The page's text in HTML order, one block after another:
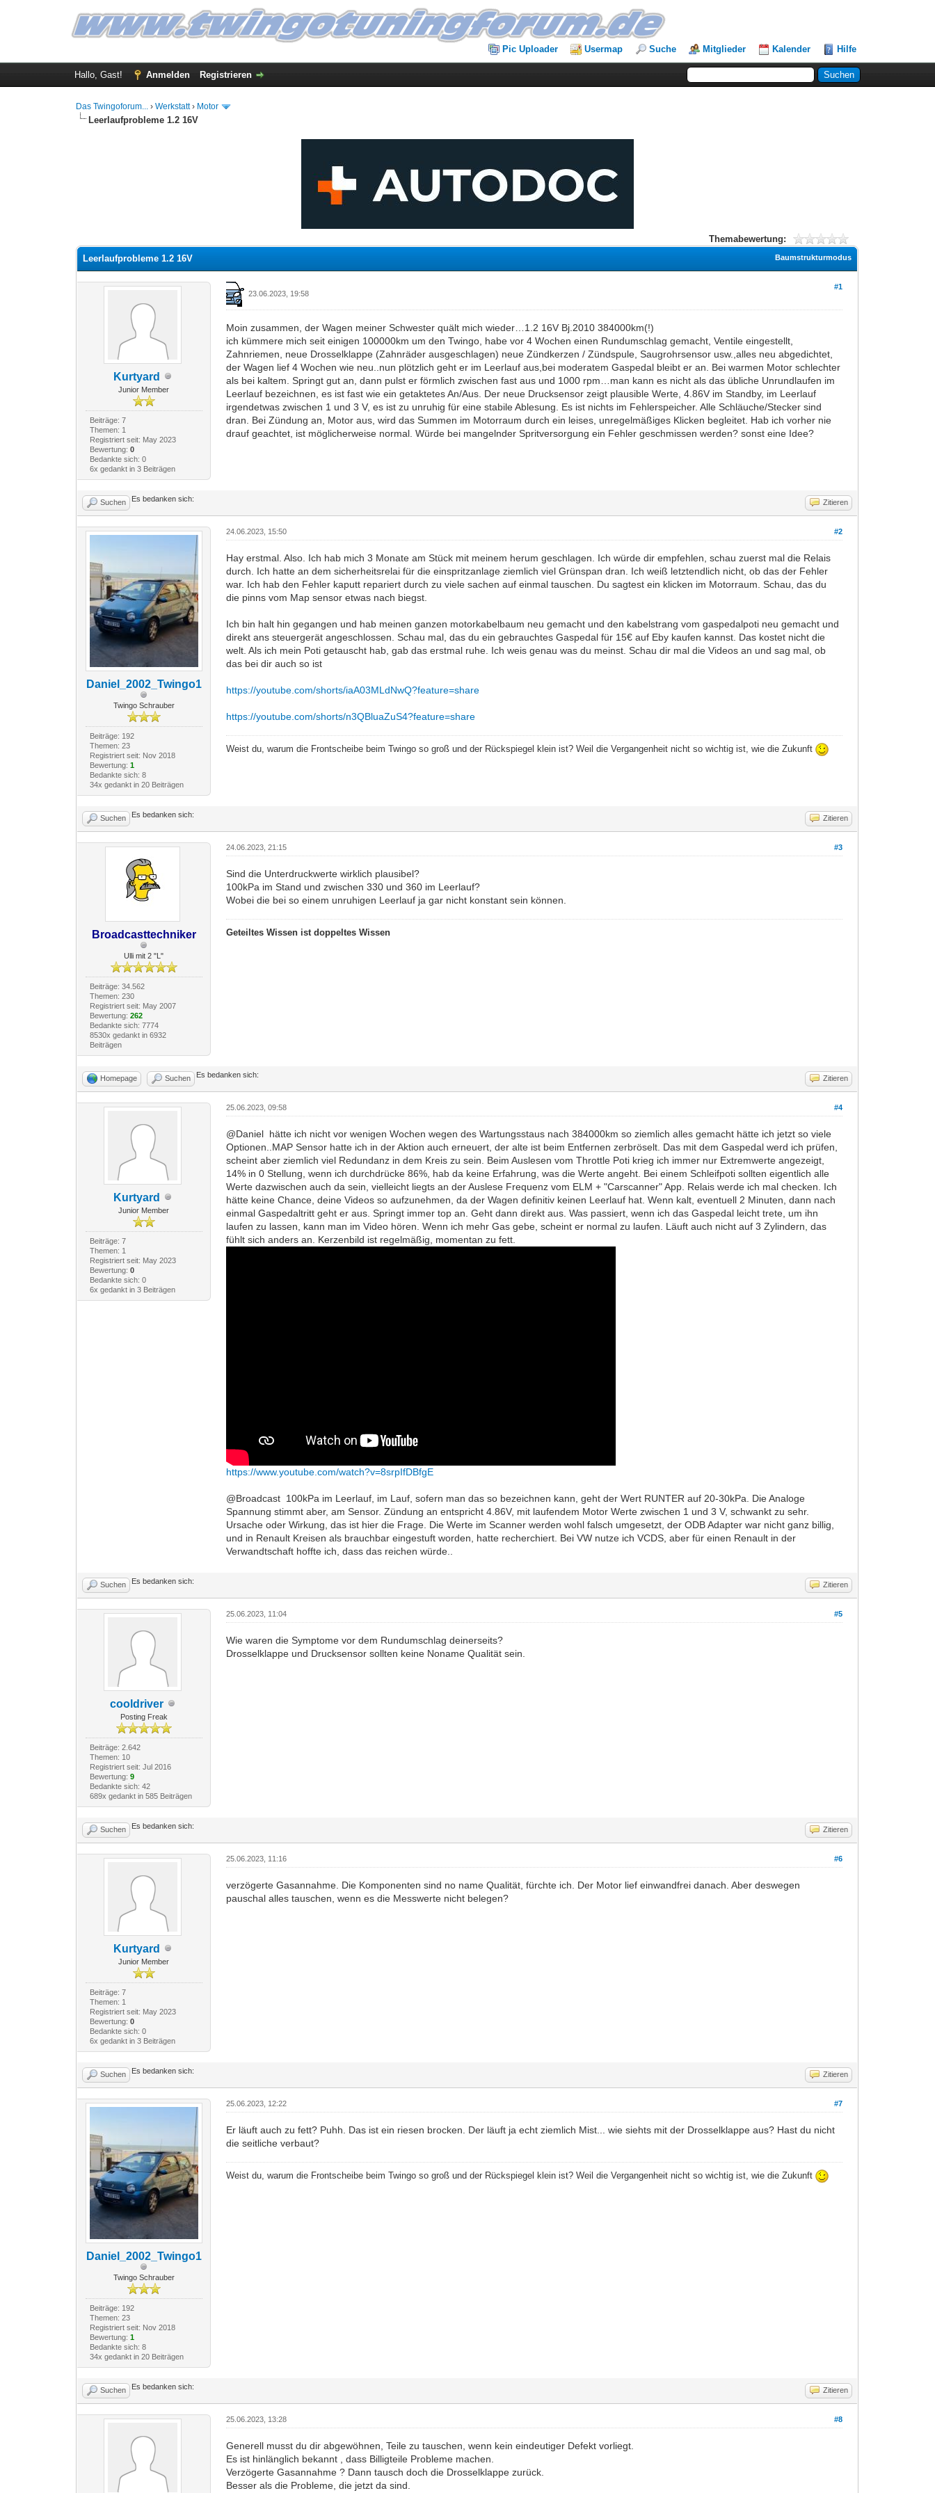
Pic Uploader Usermap Suche Mitglieder Kalender Hilfe
Hallo, Gast! Anmelden Registrieren
Das Twingoforum... ›Werkstatt› Motor
Leerlaufprobleme 1.2 16V
Themabewertung:
Baumstrukturmodus
Leerlaufprobleme 1.2 16V
Kurtyard
Junior Member
Beiträge: 7
Themen: 1
Registriert seit: May 2023
Bewertung: 0
Bedankte sich: 0
6x gedankt in 3 Beiträgen
#1
23.06.2023, 19:58
Moin zusammen, der Wagen meiner Schwester quält mich wieder…1.2 16V Bj.2010 384000km(!)
ich kümmere mich seit einigen 100000km um den Twingo, habe vor 4 Wochen einen Rundumschlag gemacht, Ventile eingestellt,
Zahnriemen, neue Drosselklappe (Zahnräder ausgeschlagen) neue Zündkerzen / Zündspule, Saugrohrsensor usw.,alles neu abgedichtet,
der Wagen lief 4 Wochen wie neu..nun plötzlich geht er im Leerlauf aus,bei moderatem Gaspedal bleibt er an. Bei warmen Motor schlechter
als bei kaltem. Springt gut an, dann pulst er förmlich zwischen fast aus und 1000 rpm…man kann es nicht als das übliche Unrundlaufen im
Leerlauf bezeichnen, es ist fast wie ein getaktetes An/Aus. Der neue Drucksensor zeigt plausible Werte, 4.86V im Standby, im Leerlauf
irgendetwas zwischen 1 und 3 V, es ist zu unruhig für eine stabile Ablesung. Es ist nichts im Fehlerspeicher. Alle Schläuche/Stecker sind
dran. Bei Zündung an, Motor aus, wird das Summen im Motorraum durch ein leises, unregelmäßiges Klicken begleitet. Hab ich vorher nie
drauf geachtet, ist möglicherweise normal. Würde bei mangelnder Spritversorgung ein Fehler geschmissen werden? sonst eine Idee?
Suchen Zitieren
Es bedanken sich:
Daniel_2002_Twingo1
Twingo Schrauber
Beiträge: 192
Themen: 23
Registriert seit: Nov 2018
Bewertung: 1
Bedankte sich: 8
34x gedankt in 20 Beiträgen
#2
24.06.2023, 15:50
Hay erstmal. Also. Ich hab mich 3 Monate am Stück mit meinem herum geschlagen. Ich würde dir empfehlen, schau zuerst mal die Relais
durch. Ich hatte an dem sicherheitsrelai für die einspritzanlage ziemlich viel Grünspan dran. Ich weiß letztendlich nicht, ob das der Fehler
war. Ich hab den Fehler kaputt repariert durch zu viele sachen auf einmal tauschen. Du sagtest ein klicken im Motorraum. Schau, das du
die pinns vom Map sensor etwas nach biegst.
Ich bin halt hin gegangen und hab meinen ganzen motorkabelbaum neu gemacht und den kabelstrang vom gaspedalpoti neu gemacht und
direkt ans steuergerät angeschlossen. Schau mal, das du ein gebrauchtes Gaspedal für 15€ auf Eby kaufen kannst. Das kostet nicht die
welt. Als ich mein Poti getauscht hab, gab das erstmal ruhe. Ich weis genau was du meinst. Schau dir mal die Videos an und sag mal, ob
das bei dir auch so ist
https://youtube.com/shorts/iaA03MLdNwQ?feature=share
https://youtube.com/shorts/n3QBluaZuS4?feature=share
Weist du, warum die Frontscheibe beim Twingo so groß und der Rückspiegel klein ist? Weil die Vergangenheit nicht so wichtig ist, wie die Zukunft
Suchen Zitieren
Es bedanken sich:
Broadcasttechniker
Ulli mit 2 "L"
Beiträge: 34.562
Themen: 230
Registriert seit: May 2007
Bewertung: 262
Bedankte sich: 7774
8530x gedankt in 6932
Beiträgen
#3
24.06.2023, 21:15
Sind die Unterdruckwerte wirklich plausibel?
100kPa im Stand und zwischen 330 und 360 im Leerlauf?
Wobei die bei so einem unruhigen Leerlauf ja gar nicht konstant sein können.
Geteiltes Wissen ist doppeltes Wissen
Homepage Suchen Zitieren
Es bedanken sich:
Kurtyard
Junior Member
Beiträge: 7
Themen: 1
Registriert seit: May 2023
Bewertung: 0
Bedankte sich: 0
6x gedankt in 3 Beiträgen
#4
25.06.2023, 09:58
@Daniel hätte ich nicht vor wenigen Wochen wegen des Wartungsstaus nach 384000km so ziemlich alles gemacht hätte ich jetzt so viele
Optionen..MAP Sensor hatte ich in der Aktion auch erneuert, der alte ist beim Entfernen zerbröselt. Das mit dem Gaspedal werd ich prüfen,
scheint aber ziemlich viel Redundanz in dem Kreis zu sein. Beim Auslesen vom Throttle Poti krieg ich immer nur Extremwerte angezeigt,
14% in 0 Stellung, wenn ich durchdrücke 86%, hab da keine Erfahrung, was die Werte angeht. Bei einem Schleifpoti sollten eigentlich alle
Werte dazwischen auch da sein, vielleicht liegts an der Auslese Frequenz vom ELM + "Carscanner" App. Relais werde ich mal checken. Ich
hätte keine Chance, deine Videos so aufzunehmen, da der Wagen definitiv keinen Leerlauf hat. Wenn kalt, eventuell 2 Minuten, dann nach
einmal Gaspedaltritt geht er aus. Springt immer top an. Geht dann direkt aus. Was passiert, wenn ich das Gaspedal leicht trete, um ihn
laufen zu lassen, kann man im Video hören. Wenn ich mehr Gas gebe, scheint er normal zu laufen. Läuft auch nicht auf 3 Zylindern, das
fühlt sich anders an. Kerzenbild ist regelmäßig, momentan zu fett.
https://www.youtube.com/watch?v=8srpIfDBfgE
@Broadcast 100kPa im Leerlauf, im Lauf, sofern man das so bezeichnen kann, geht der Wert RUNTER auf 20-30kPa. Die Analoge
Spannung stimmt aber, am Sensor. Zündung an entspricht 4.86V, mit laufendem Motor Werte zwischen 1 und 3 V, schwankt zu sehr.
Ursache oder Wirkung, das ist hier die Frage. Die Werte im Scanner werden wohl falsch umgesetzt, der ODB Adapter war nicht ganz billig,
und in Renault Kreisen als brauchbar eingestuft worden, hatte recherchiert. Bei VW nutze ich VCDS, aber für einen Renault in der
Verwandtschaft hoffte ich, dass das reichen würde..
Suchen Zitieren
Es bedanken sich:
cooldriver
Posting Freak
Beiträge: 2.642
Themen: 10
Registriert seit: Jul 2016
Bewertung: 9
Bedankte sich: 42
689x gedankt in 585 Beiträgen
#5
25.06.2023, 11:04
Wie waren die Symptome vor dem Rundumschlag deinerseits?
Drosselklappe und Drucksensor sollten keine Noname Qualität sein.
Suchen Zitieren
Es bedanken sich:
Kurtyard
Junior Member
Beiträge: 7
Themen: 1
Registriert seit: May 2023
Bewertung: 0
Bedankte sich: 0
6x gedankt in 3 Beiträgen
#6
25.06.2023, 11:16
verzögerte Gasannahme. Die Komponenten sind no name Qualität, fürchte ich. Der Motor lief einwandfrei danach. Aber deswegen
pauschal alles tauschen, wenn es die Messwerte nicht belegen?
Suchen Zitieren
Es bedanken sich:
Daniel_2002_Twingo1
Twingo Schrauber
Beiträge: 192
Themen: 23
Registriert seit: Nov 2018
Bewertung: 1
Bedankte sich: 8
34x gedankt in 20 Beiträgen
#7
25.06.2023, 12:22
Er läuft auch zu fett? Puhh. Das ist ein riesen brocken. Der läuft ja echt ziemlich Mist... wie siehts mit der Drosselklappe aus? Hast du nicht
die seitliche verbaut?
Weist du, warum die Frontscheibe beim Twingo so groß und der Rückspiegel klein ist? Weil die Vergangenheit nicht so wichtig ist, wie die Zukunft
Suchen Zitieren
Es bedanken sich:
#8
25.06.2023, 13:28
Generell musst du dir abgewöhnen, Teile zu tauschen, wenn kein eindeutiger Defekt vorliegt.
Es ist hinlänglich bekannt , dass Billigteile Probleme machen.
Verzögerte Gasannahme ? Dann tausch doch die Drosselklappe zurück.
Besser als die Probleme, die jetzt da sind.